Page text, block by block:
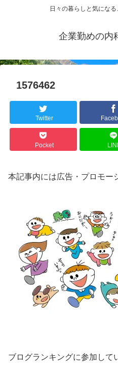
日々の暮らしと気になる
企業勤めの内
1576462
Twitter
Pocket
本記事内には広告・プロモー
ブログランキングに参加して